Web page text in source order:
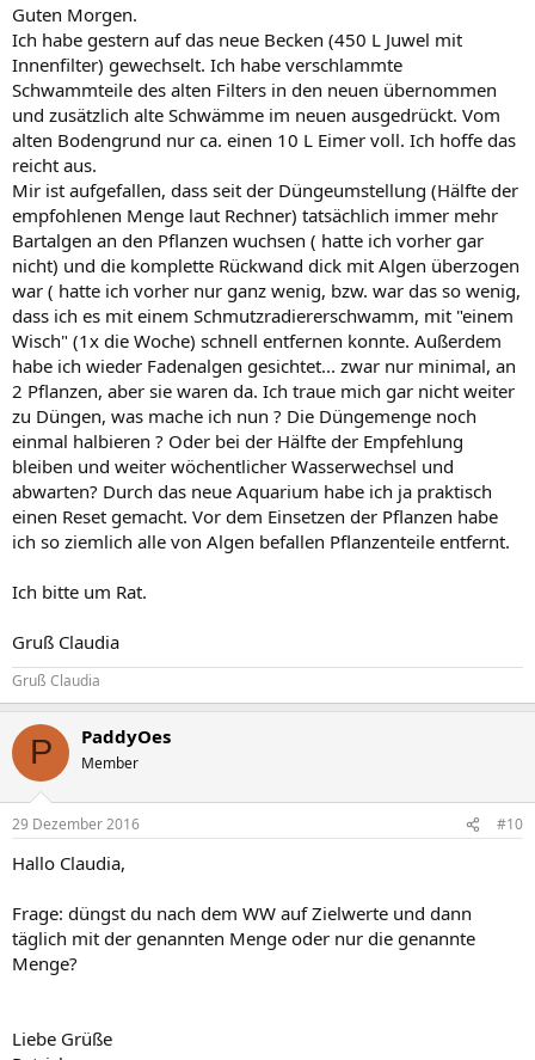
Guten Morgen.
Ich habe gestern auf das neue Becken (450 L Juwel mit
Innenfilter) gewechselt. Ich habe verschlammte
Schwammteile des alten Filters in den neuen übernommen
und zusätzlich alte Schwämme im neuen ausgedrückt. Vom
alten Bodengrund nur ca. einen 10 L Eimer voll. Ich hoffe das
reicht aus.
Mir ist aufgefallen, dass seit der Düngeumstellung (Hälfte der
empfohlenen Menge laut Rechner) tatsächlich immer mehr
Bartalgen an den Pflanzen wuchsen ( hatte ich vorher gar
nicht) und die komplette Rückwand dick mit Algen überzogen
war ( hatte ich vorher nur ganz wenig, bzw. war das so wenig,
dass ich es mit einem Schmutzradiererschwamm, mit "einem
Wisch" (1x die Woche) schnell entfernen konnte. Außerdem
habe ich wieder Fadenalgen gesichtet... zwar nur minimal, an
2 Pflanzen, aber sie waren da. Ich traue mich gar nicht weiter
zu Düngen, was mache ich nun ? Die Düngemenge noch
einmal halbieren ? Oder bei der Hälfte der Empfehlung
bleiben und weiter wöchentlicher Wasserwechsel und
abwarten? Durch das neue Aquarium habe ich ja praktisch
einen Reset gemacht. Vor dem Einsetzen der Pflanzen habe
ich so ziemlich alle von Algen befallen Pflanzenteile entfernt.
Ich bitte um Rat.
Gruß Claudia
Gruß Claudia
P PaddyOes
Member
29 Dezember 2016 #10
Hallo Claudia,
Frage: düngst du nach dem WW auf Zielwerte und dann
täglich mit der genannten Menge oder nur die genannte
Menge?
Liebe Grüße